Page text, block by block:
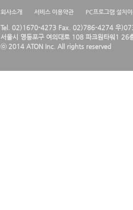
회사소개 서비스 이용약관 PC프로그램 설치
Tel. 02)1670-4273 Fax. 02)786-4274 우
서울시 영등포구 여의대로 108 파크원타워1 26
ⓒ 2014 ATON Inc. All rights reserved